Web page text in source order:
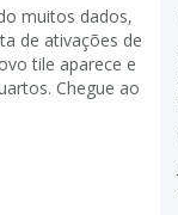
muitos dados,
de ativações de
tile aparece e
Chegue ao